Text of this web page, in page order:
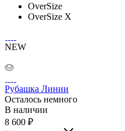
OverSize
OverSize X
NEW
Рубашка Линии
Осталось немного
В наличии
8 600 ₽